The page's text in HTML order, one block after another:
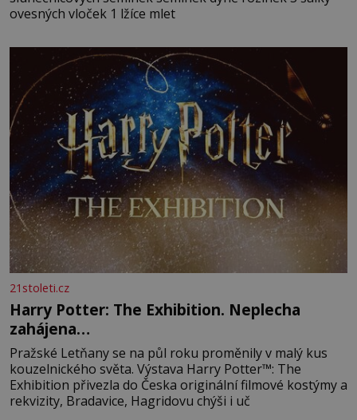
ovesných vloček 1 lžíce mlet
21stoleti.cz
Harry Potter: The Exhibition. Neplecha
zahájena…
Pražské Letňany se na půl roku proměnily v malý kus
kouzelnického světa. Výstava Harry Potter™: The
Exhibition přivezla do Česka originální filmové kostýmy a
rekvizity, Bradavice, Hagridovu chýši i uč